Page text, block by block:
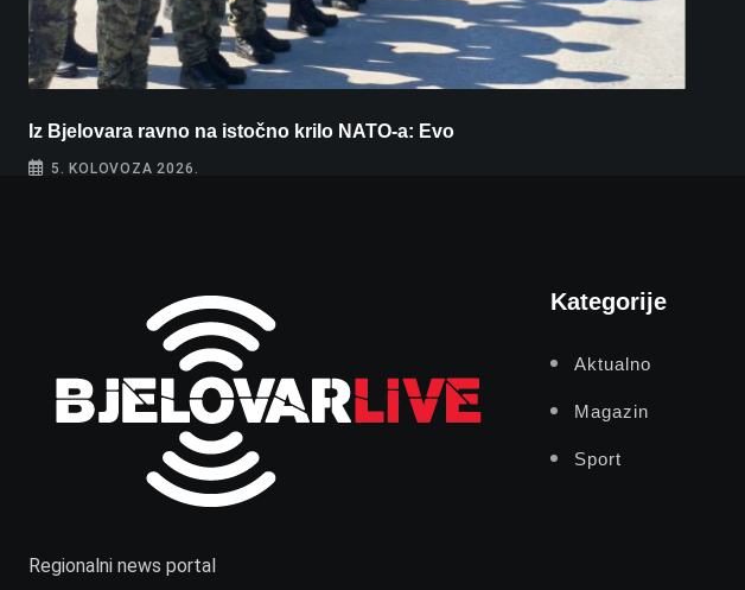
Iz Bjelovara ravno na istočno krilo NATO-a: Evo
5. KOLOVOZA 2026.
Regionalni news portal
Kategorije
Aktualno
Magazin
Sport